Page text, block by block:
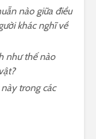
nào giữa điều
khác nghĩ về
như thế nào
trong các